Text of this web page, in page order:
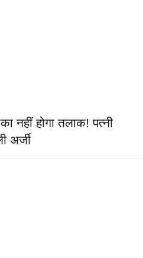
नहीं होगा तलाक! पत्नी
अर्जी